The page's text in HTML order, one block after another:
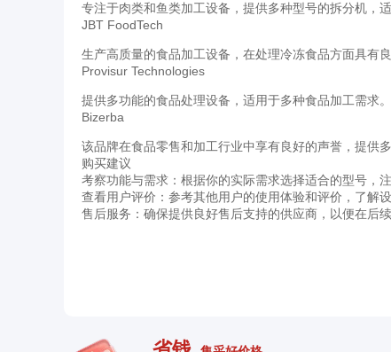
专注于肉类和鱼类加工设备，提供多种型号的拆分机，适
JBT FoodTech
生产高质量的食品加工设备，在处理冷冻食品方面具有良
Provisur Technologies
提供多功能的食品处理设备，适用于多种食品加工需求。
Bizerba
该品牌在食品零售和加工行业中享有良好的声誉，提供多
购买建议
考察功能与需求：根据你的实际需求选择适合的型号，
查看用户评价：参考其他用户的使用体验和评价，了解
售后服务：确保提供良好售后支持的供应商，以便在后续